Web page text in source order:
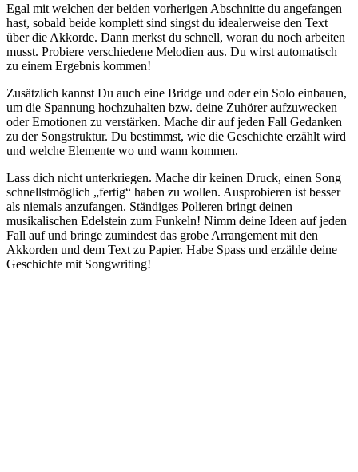
Egal mit welchen der beiden vorherigen Abschnitte du angefangen
hast, sobald beide komplett sind singst du idealerweise den Text
über die Akkorde. Dann merkst du schnell, woran du noch arbeiten
musst. Probiere verschiedene Melodien aus. Du wirst automatisch
zu einem Ergebnis kommen!
Zusätzlich kannst Du auch eine Bridge und oder ein Solo einbauen,
um die Spannung hochzuhalten bzw. deine Zuhörer aufzuwecken
oder Emotionen zu verstärken. Mache dir auf jeden Fall Gedanken
zu der Songstruktur. Du bestimmst, wie die Geschichte erzählt wird
und welche Elemente wo und wann kommen.
Lass dich nicht unterkriegen. Mache dir keinen Druck, einen Song
schnellstmöglich „fertig“ haben zu wollen. Ausprobieren ist besser
als niemals anzufangen. Ständiges Polieren bringt deinen
musikalischen Edelstein zum Funkeln! Nimm deine Ideen auf jeden
Fall auf und bringe zumindest das grobe Arrangement mit den
Akkorden und dem Text zu Papier. Habe Spass und erzähle deine
Geschichte mit Songwriting!